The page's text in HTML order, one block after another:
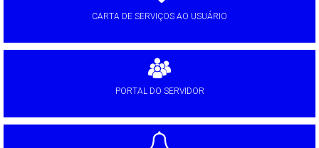
CARTA DE SERVIÇOS AO USUÁRIO
PORTAL DO SERVIDOR